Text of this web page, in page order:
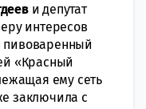
и депутат
интересов
пивоваренный
«Красный
ему сеть
заключила с